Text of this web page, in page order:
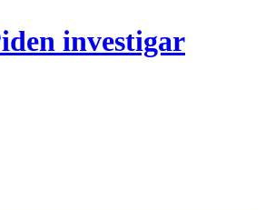
investigar